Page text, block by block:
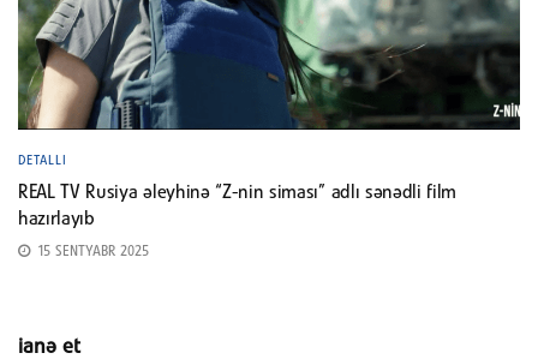
DETALLI
REAL TV Rusiya əleyhinə “Z-nin siması” adlı sənədli film
hazırlayıb
15 SENTYABR 2025
ianə et